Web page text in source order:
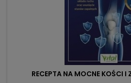
RECEPTA NA MOCNE KOŚCI I